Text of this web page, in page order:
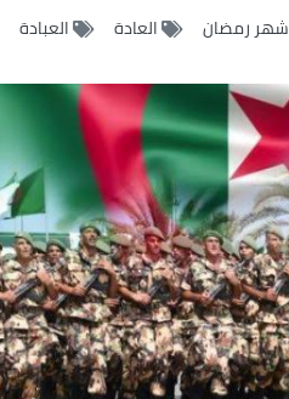
شهر رمضان العادة العبادة